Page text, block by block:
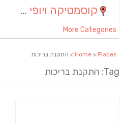
קוסמטיקה ויופי (4)
More Categories
Home > Places > התקנת בריכות
Tag: התקנת בריכות